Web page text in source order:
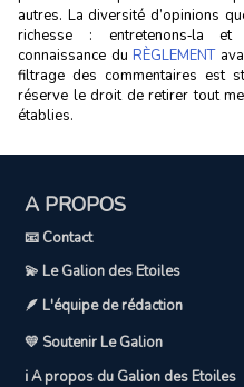
autres. La diversité d’opinions
richesse : entretenons‑la et
connaissance du RÈGLEMENT
filtrage des commentaires est
réserve le droit de retirer tout
établies.
A PROPOS
📧 Contact
💫 Le Galion des Etoiles
🪶 L'équipe de rédaction
💛 Soutenir Le Galion
ℹ️ A propos du Galion des Etoiles